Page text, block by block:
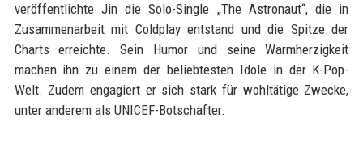
veröffentlichte Jin die Solo-Single „The Astronaut“, die in
Zusammenarbeit mit Coldplay entstand und die Spitze der
Charts erreichte. Sein Humor und seine Warmherzigkeit
machen ihn zu einem der beliebtesten Idole in der K-Pop-
Welt. Zudem engagiert er sich stark für wohltätige Zwecke,
unter anderem als UNICEF-Botschafter.